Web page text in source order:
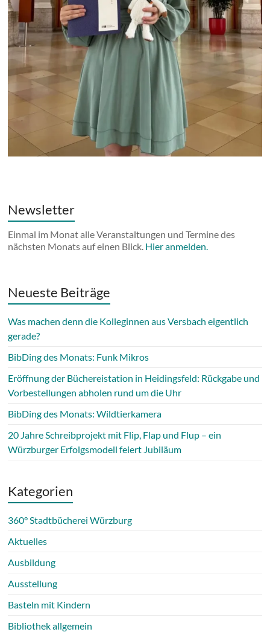
Newsletter
Einmal im Monat alle Veranstaltungen und Termine des
nächsten Monats auf einen Blick. Hier anmelden.
Neueste Beiträge
Was machen denn die Kolleginnen aus Versbach eigentlich
gerade?
BibDing des Monats: Funk Mikros
Eröffnung der Büchereistation in Heidingsfeld: Rückgabe und
Vorbestellungen abholen rund um die Uhr
BibDing des Monats: Wildtierkamera
20 Jahre Schreibprojekt mit Flip, Flap und Flup – ein
Würzburger Erfolgsmodell feiert Jubiläum
Kategorien
360° Stadtbücherei Würzburg
Aktuelles
Ausbildung
Ausstellung
Basteln mit Kindern
Bibliothek allgemein